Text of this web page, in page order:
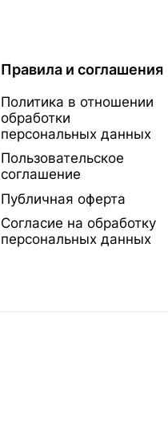
Правила и соглашения
Политика в отношении
обработки
персональных данных
Пользовательское
соглашение
Публичная оферта
Согласие на обработку
персональных данных